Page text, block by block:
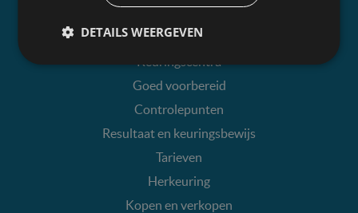
Autokeuring
Wanneer en hoe vaak?
Keuringscentra
Goed voorbereid
Controlepunten
Resultaat en keuringsbewijs
Tarieven
Herkeuring
Kopen en verkopen
DETAILS WEERGEVEN